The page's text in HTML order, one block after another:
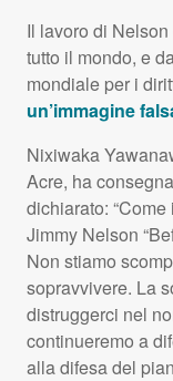
Il lavoro di
tutto il mondo, e
mondiale per i
un’immagine
Nixiwaka
Acre, ha
dichiarato:
Jimmy Nelson
Non stiamo
sopravvivere. La
distruggerci nel
continueremo a
alla difesa del